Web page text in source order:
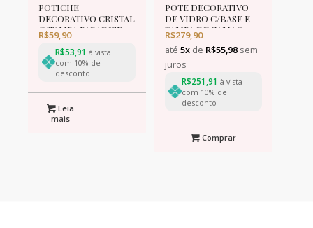
POTICHE
DECORATIVO CRISTAL
C/TAMPA PARADISE
AMBAR METALIZADO
12x12cm
R$59,90
R$53,91 à vista
com 10% de
desconto
Leia
mais
POTE DECORATIVO
DE VIDRO C/BASE E
TAMPA DE ZAMAC
CRYSTAL ROSE
15×21,5cm
R$279,90
até 5xde R$55,98sem
juros
R$251,91 à vista
com 10% de
desconto
Comprar